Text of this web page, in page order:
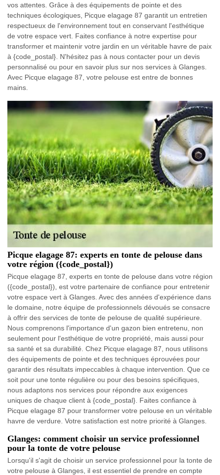
vos attentes. Grâce à des équipements de pointe et des
techniques écologiques, Picque elagage 87 garantit un entretien
respectueux de l'environnement tout en conservant l'esthétique
de votre espace vert. Faites confiance à notre expertise pour
transformer et maintenir votre jardin en un véritable havre de paix
à {code_postal}. N'hésitez pas à nous contacter pour un devis
personnalisé ou pour en savoir plus sur nos services à Glanges.
Avec Picque elagage 87, votre pelouse est entre de bonnes
mains.
Picque elagage 87: experts en tonte de pelouse dans
votre région ({code_postal})
Picque elagage 87, experts en tonte de pelouse dans votre région
({code_postal}), est votre partenaire de confiance pour entretenir
votre espace vert à Glanges. Avec des années d'expérience dans
le domaine, notre équipe de professionnels dévoués se consacre
à offrir des services de tonte de pelouse de qualité supérieure.
Nous comprenons l'importance d'un gazon bien entretenu, non
seulement pour l'esthétique de votre propriété, mais aussi pour
sa santé et sa durabilité. Chez Picque elagage 87, nous utilisons
des équipements de pointe et des techniques éprouvées pour
garantir des résultats impeccables à chaque intervention. Que ce
soit pour une tonte régulière ou pour des besoins spécifiques,
nous adaptons nos services pour répondre aux exigences
uniques de chaque client à {code_postal}. Faites confiance à
Picque elagage 87 pour transformer votre pelouse en un véritable
havre de verdure. Votre satisfaction est notre priorité à Glanges.
Glanges: comment choisir un service professionnel
pour la tonte de votre pelouse
Lorsqu'il s'agit de choisir un service professionnel pour la tonte de
votre pelouse à Glanges, il est essentiel de prendre en compte